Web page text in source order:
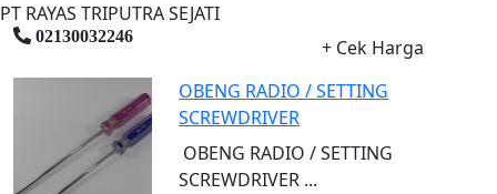
PT RAYAS TRIPUTRA SEJATI
02130032246
+ Cek Harga
OBENG RADIO / SETTING
SCREWDRIVER
OBENG RADIO / SETTING
SCREWDRIVER ...